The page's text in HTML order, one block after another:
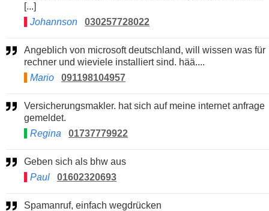
[...]
Johannson
030257728022
Angeblich von microsoft deutschland, will wissen was für
rechner und wieviele installiert sind. hää....
Mario
091198104957
Versicherungsmakler. hat sich auf meine internet anfrage
gemeldet.
Regina
01737779922
Geben sich als bhw aus
Paul
01602320693
Spamanruf, einfach wegdrücken